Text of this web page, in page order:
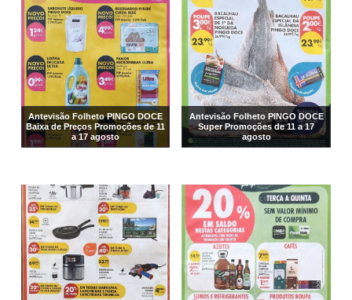
Antevisão Folheto PINGO DOCE
Baixa de Preços Promoções de 11
a 17 agosto
Antevisão Folheto PINGO DOCE
Super Promoções de 11 a 17
agosto